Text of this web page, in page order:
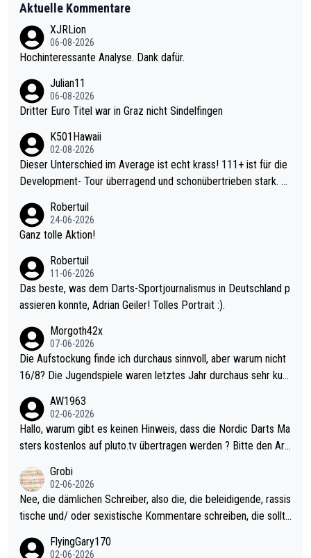
Aktuelle Kommentare
XJRLion
06-08-2026
Hochinteressante Analyse. Dank dafür.
Julian11
06-08-2026
Dritter Euro Titel war in Graz nicht Sindelfingen
K501Hawaii
02-08-2026
Dieser Unterschied im Average ist echt krass! 111+ ist für die
Development- Tour überragend und schonübertrieben stark. U
mal 40+ erst recht. Da gewinnst keinen Blumentopf - ist ja noc
h krasser wie ein Pokalspiel eines Kreisligisten vs einem Bund
Robertuil
24-06-2026
Ganz tolle Aktion!
Robertuil
11-06-2026
Das beste, was dem Darts-Sportjournalismus in Deutschland p
assieren konnte, Adrian Geiler! Tolles Portrait :).
Morgoth42x
07-06-2026
Die Aufstockung finde ich durchaus sinnvoll, aber warum nicht
16/8? Die Jugendspiele waren letztes Jahr durchaus sehr kurz
Allerdings ist Mitchell Lawrie als Nummer 1 der Welt eh qualifi
ziert. Somit ändert die automatische Qualifikation des Weltmei
sters erstmal nichts. Ich denke sie wollen damit für nächstes J
ohl wenig WDF Turniere spielen. Dies war bei Archie Self letzt
es Jahr der Fall. Er musste als amtierender Weltmeister durch
den Qualifier und ich glaube kaum, dass Mitchel sich das (in Ve
el hat.
AW1963
02-06-2026
Hallo, warum gibt es keinen Hinweis, dass die Nordic Darts Ma
sters kostenlos auf pluto.tv übertragen werden ? Bitte den Arti
Grobi
02-06-2026
Nee, die dämlichen Schreiber, also die, die beleidigende, rassis
tische und/ oder sexistische Kommentare schreiben, die sollte
s Leben in den Griff kriegen. Nur eins wundert mich: Luke Little
FlyingGary170
02-06-2026